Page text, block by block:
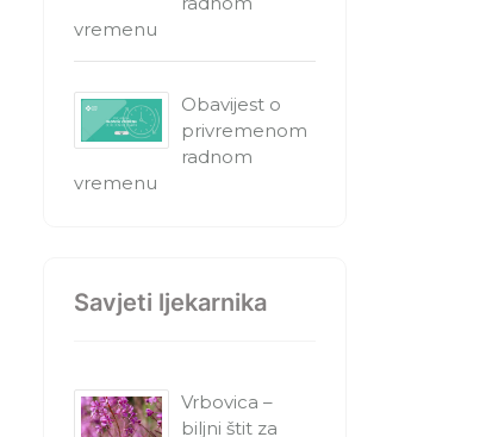
vremenu
Obavijest o
privremenom
radnom
vremenu
Savjeti ljekarnika
Vrbovica –
biljni štit za